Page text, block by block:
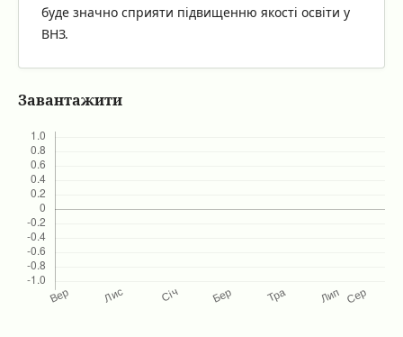
буде значно сприяти підвищенню якості освіти у
ВНЗ.
Завантажити